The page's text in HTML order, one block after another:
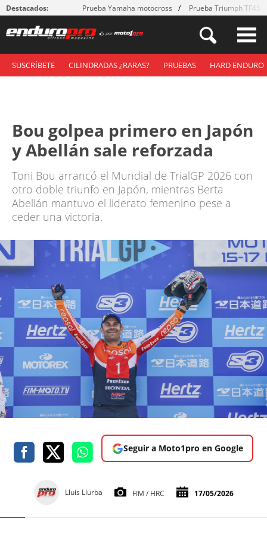
Destacados: Prueba Yamaha motocross Prueba Triumph
SUSCRÍBETE CILINDRADAS ¿RARAS? PRUEBAS HARD ENDURO
Bou golpea primero en Japón
y Abellán sale reforzada
Toni Bou arrancó el Mundial de TrialGP 2026 con
otro doble triunfo en Japón, mientras Berta
Abellán mantuvo el liderato femenino pese a
ceder una victoria.
Seguir a Moto1pro en Google
Lluís Llurba FIM / HRC 17/05/2026